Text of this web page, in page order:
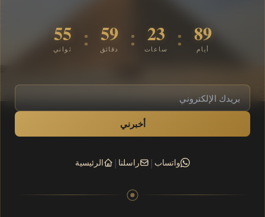
89
أيام :
23
ساعات :
59
دقائق :
54
ثواني
أخبرني
واتساب | راسلنا | الرئيسية